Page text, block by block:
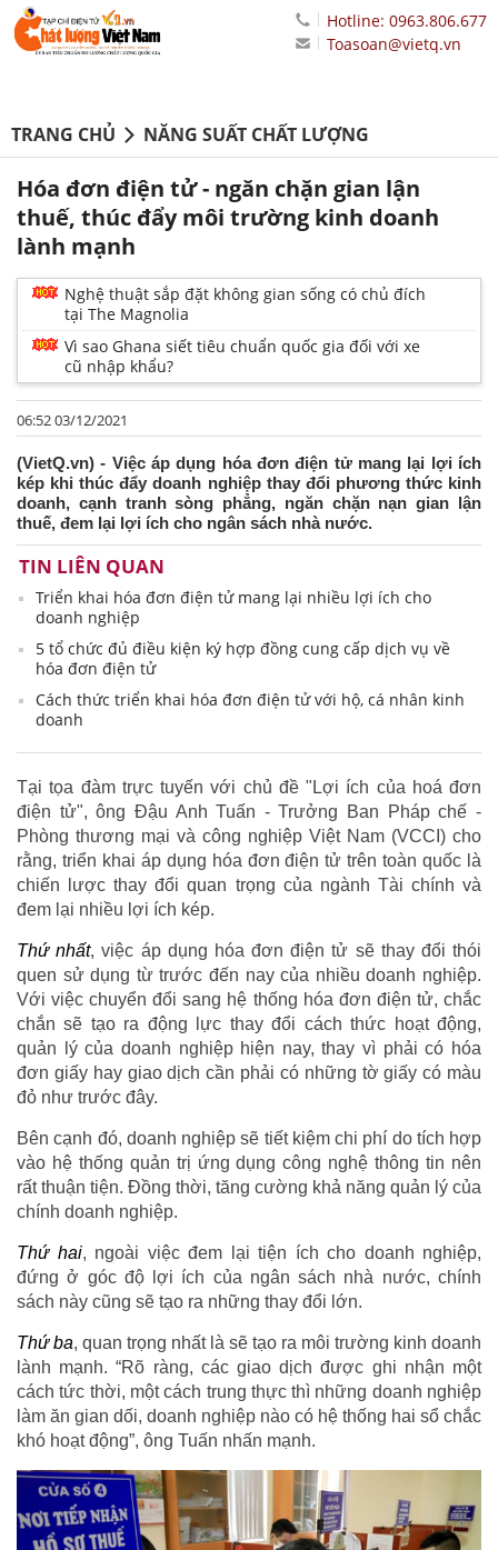
Hotline: 0963.806.677
Toasoan@vietq.vn
TRANG CHỦ NĂNG SUẤT CHẤT LƯỢNG
Hóa đơn điện tử - ngăn chặn gian lận
thuế, thúc đẩy môi trường kinh doanh
lành mạnh
Nghệ thuật sắp đặt không gian sống có chủ đích
tại The Magnolia
Vì sao Ghana siết tiêu chuẩn quốc gia đối với xe
cũ nhập khẩu?
06:52 03/12/2021
(VietQ.vn) - Việc áp dụng hóa đơn điện tử mang lại lợi ích
kép khi thúc đẩy doanh nghiệp thay đổi phương thức kinh
doanh, cạnh tranh sòng phẳng, ngăn chặn nạn gian lận
thuế, đem lại lợi ích cho ngân sách nhà nước.
TIN LIÊN QUAN
Triển khai hóa đơn điện tử mang lại nhiều lợi ích cho
doanh nghiệp
5 tổ chức đủ điều kiện ký hợp đồng cung cấp dịch vụ về
hóa đơn điện tử
Cách thức triển khai hóa đơn điện tử với hộ, cá nhân kinh
doanh
Tại tọa đàm trực tuyến với chủ đề "Lợi ích của hoá đơn
điện tử", ông Đậu Anh Tuấn - Trưởng Ban Pháp chế -
Phòng thương mại và công nghiệp Việt Nam (VCCI) cho
rằng, triển khai áp dụng hóa đơn điện tử trên toàn quốc là
chiến lược thay đổi quan trọng của ngành Tài chính và
đem lại nhiều lợi ích kép.
Thứ nhất, việc áp dụng hóa đơn điện tử sẽ thay đổi thói
quen sử dụng từ trước đến nay của nhiều doanh nghiệp.
Với việc chuyển đổi sang hệ thống hóa đơn điện tử, chắc
chắn sẽ tạo ra động lực thay đổi cách thức hoạt động,
quản lý của doanh nghiệp hiện nay, thay vì phải có hóa
đơn giấy hay giao dịch cần phải có những tờ giấy có màu
đỏ như trước đây.
Bên cạnh đó, doanh nghiệp sẽ tiết kiệm chi phí do tích hợp
vào hệ thống quản trị ứng dụng công nghệ thông tin nên
rất thuận tiện. Đồng thời, tăng cường khả năng quản lý của
chính doanh nghiệp.
Thứ hai, ngoài việc đem lại tiện ích cho doanh nghiệp,
đứng ở góc độ lợi ích của ngân sách nhà nước, chính
sách này cũng sẽ tạo ra những thay đổi lớn.
Thứ ba, quan trọng nhất là sẽ tạo ra môi trường kinh doanh
lành mạnh. “Rõ ràng, các giao dịch được ghi nhận một
cách tức thời, một cách trung thực thì những doanh nghiệp
làm ăn gian dối, doanh nghiệp nào có hệ thống hai sổ chắc
khó hoạt động”, ông Tuấn nhấn mạnh.